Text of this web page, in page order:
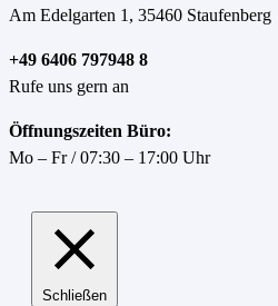
Am Edelgarten 1, 35460 Staufenberg
+49 6406 797948 8
Rufe uns gern an
Öffnungszeiten Büro:
Mo – Fr / 07:30 – 17:00 Uhr
Schließen